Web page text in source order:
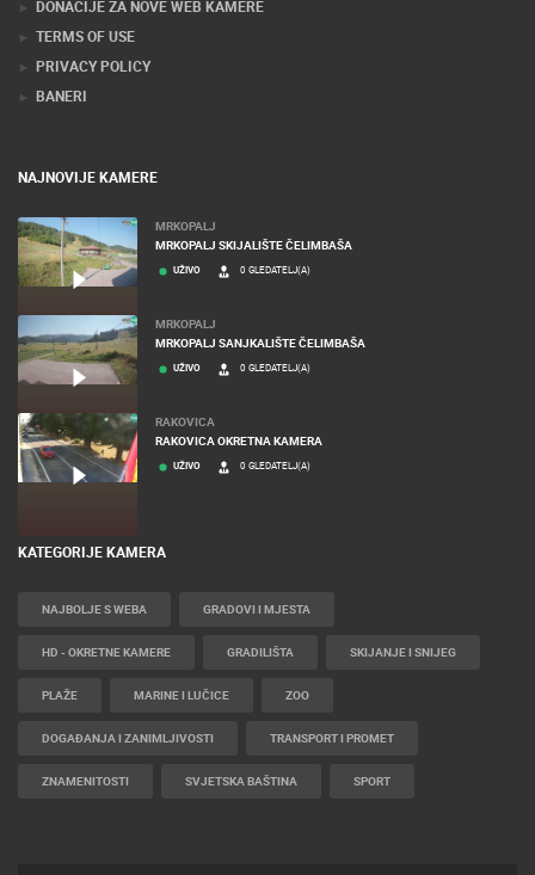
DONACIJE ZA NOVE WEB KAMERE
TERMS OF USE
PRIVACY POLICY
BANERI
NAJNOVIJE KAMERE
MRKOPALJ
MRKOPALJ SKIJALIŠTE ČELIMBAŠA
UŽIVO 0 GLEDATELJ(A)
MRKOPALJ
MRKOPALJ SANJKALIŠTE ČELIMBAŠA
UŽIVO 0 GLEDATELJ(A)
RAKOVICA
RAKOVICA OKRETNA KAMERA
UŽIVO 0 GLEDATELJ(A)
KATEGORIJE KAMERA
NAJBOLJE S WEBA GRADOVI I MJESTA
HD - OKRETNE KAMERE GRADILIŠTA SKIJANJE I SNIJEG
PLAŽE MARINE I LUČICE ZOO
DOGAĐANJA I ZANIMLJIVOSTI TRANSPORT I PROMET
ZNAMENITOSTI SVJETSKA BAŠTINA SPORT